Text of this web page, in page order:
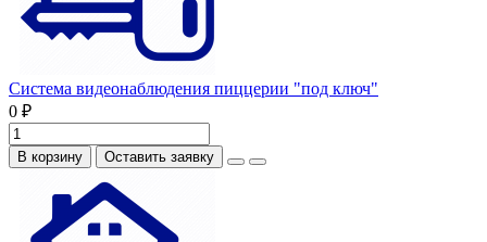
Система видеонаблюдения пиццерии "под ключ"
0 ₽
В корзину Оставить заявку